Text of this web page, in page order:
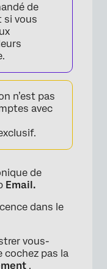
de
si vous
n’est pas
avec
de
Email.
dans le
vous-
cochez pas la
.